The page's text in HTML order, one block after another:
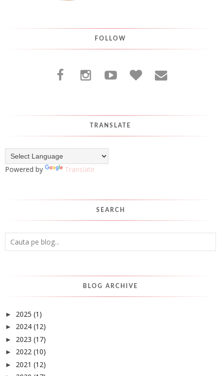
FOLLOW
TRANSLATE
Powered by Translate
SEARCH
BLOG ARCHIVE
► 2025 (1)
► 2024 (12)
► 2023 (17)
► 2022 (10)
► 2021 (12)